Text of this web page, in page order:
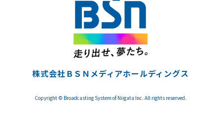
株式会社ＢＳＮメディアホールディングス
Copyright © Broadcasting System of Niigata Inc. All rights reserved.